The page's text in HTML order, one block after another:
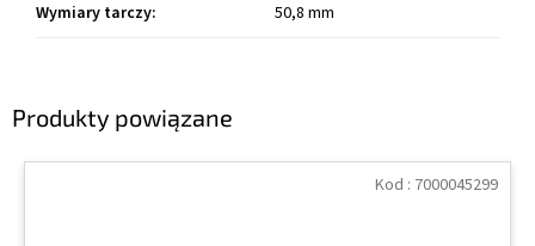
Produkty powiązane
Kod : 7000045299
Wymiary tarczy: 50,8 mm